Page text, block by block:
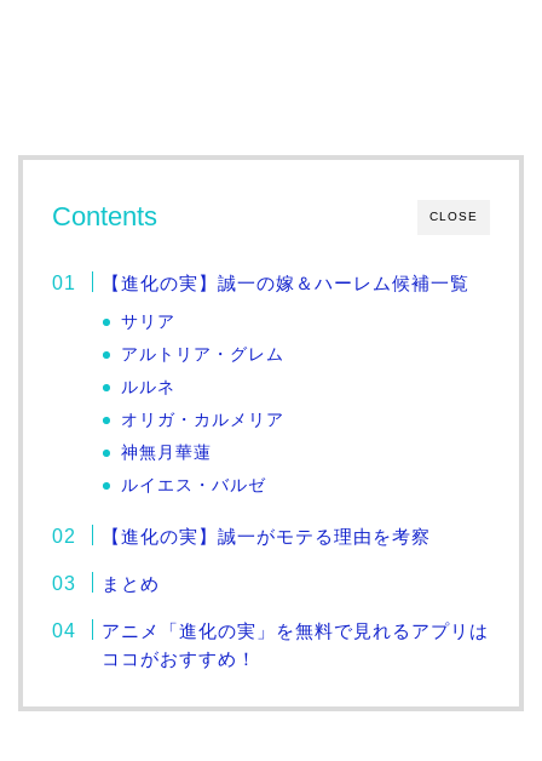
CLOSE
Contents
【進化の実】誠一の嫁＆ハーレム候補一覧
サリア
アルトリア・グレム
ルルネ
オリガ・カルメリア
神無月華蓮
ルイエス・バルゼ
【進化の実】誠一がモテる理由を考察
まとめ
アニメ「進化の実」を無料で見れるアプリは
ココがおすすめ！